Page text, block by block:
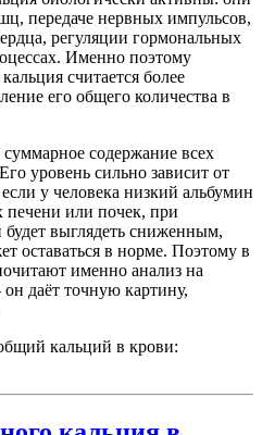
передаче нервных импульсов,
регуляции гормональных
Именно поэтому
считается более
его общего количества в
суммарное содержание всех
уровень сильно зависит от
у человека низкий альбумин
печени или почек, при
выглядеть сниженным,
оставаться в норме. Поэтому в
именно анализ на
даёт точную картину,